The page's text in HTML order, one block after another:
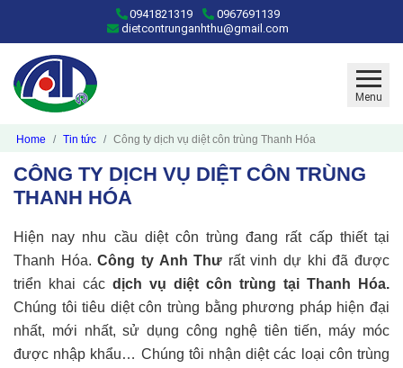
0941821319
0967691139
dietcontrunganhthu@gmail.com
Menu
Home Tin tức Công ty dịch vụ diệt côn trùng Thanh Hóa
CÔNG TY DỊCH VỤ DIỆT CÔN TRÙNG
THANH HÓA
Hiện nay nhu cầu diệt côn trùng đang rất cấp thiết tại
Thanh Hóa. Công ty Anh Thư rất vinh dự khi đã được
triển khai các dịch vụ diệt côn trùng tại Thanh Hóa.
Chúng tôi tiêu diệt côn trùng bằng phương pháp hiện đại
nhất, mới nhất, sử dụng công nghệ tiên tiến, máy móc
được nhập khẩu… Chúng tôi nhận diệt các loại côn trùng